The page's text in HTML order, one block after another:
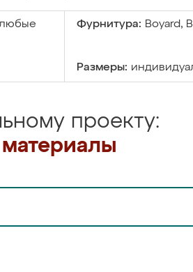
Фурнитура: Boyard,
Размеры:
проекту: